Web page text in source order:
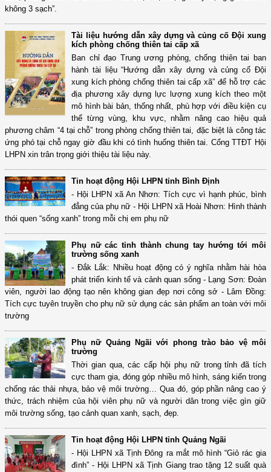
không 3 sạch”.
Tài liệu hướng dẫn xây dựng và củng cố Đội xung
kích phòng chống thiên tai cấp xã
Ban chỉ đạo Trung ương phòng, chống thiên tai ban
hành tài liệu “Hướng dẫn xây dựng và củng cố Đội
xung kích phòng chống thiên tai cấp xã” để hỗ trợ các
địa phương xây dựng lực lượng xung kích theo một
mô hình bài bản, thống nhất, phù hợp với điều kiện cụ
thể từng vùng, khu vực, nhằm nâng cao hiệu quả
phương châm “4 tại chỗ” trong phòng chống thiên tai, đặc biệt là công tác
ứng phó tại chỗ ngay giờ đầu khi có tình huống thiên tai. Cổng TTĐT Hội
LHPN xin trân trọng giới thiệu tài liệu này.
Tin hoạt động Hội LHPN tỉnh Bình Định
- Hội LHPN xã An Nhơn: Tích cực vì hạnh phúc, bình
đẳng của phụ nữ - Hội LHPN xã Hoài Nhơn: Hình thành
thói quen “sống xanh” trong mỗi chị em phụ nữ
Phụ nữ các tỉnh thành chung tay hướng tới môi
trường sống xanh
- Đắk Lắk: Nhiều hoạt động có ý nghĩa nhằm hài hòa
phát triển kinh tế và cảnh quan sống - Lạng Sơn: Đoàn
viên, người lao động tạo nên không gian đẹp nơi công sở - Lâm Đồng:
Tích cực tuyên truyền cho phụ nữ sử dụng các sản phẩm an toàn với môi
trường
Phụ nữ Quảng Ngãi với phong trào bảo vệ môi
trường
Thời gian qua, các cấp hội phụ nữ trong tỉnh đã tích
cực tham gia, đóng góp nhiều mô hình, sáng kiến trong
chống rác thải nhựa, bảo vệ môi trường… Qua đó, góp phần nâng cao ý
thức, trách nhiệm của hội viên phụ nữ và người dân trong việc gìn giữ
môi trường sống, tạo cảnh quan xanh, sạch, đẹp.
Tin hoạt động Hội LHPN tỉnh Quảng Ngãi
- Hội LHPN xã Tịnh Đông ra mắt mô hình “Giỏ rác gia
đình” - Hội LHPN xã Tịnh Giang trao tặng 12 suất quà